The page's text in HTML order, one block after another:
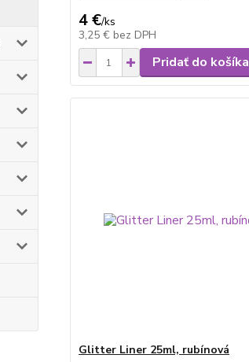
4 €/ks
3,25 € bez DPH
Pridať do košíka
Glitter Liner 25ml, rubínová